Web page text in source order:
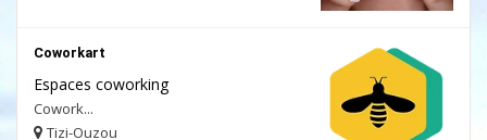
Coworkart
Espaces coworking
Cowork...
Tizi-Ouzou